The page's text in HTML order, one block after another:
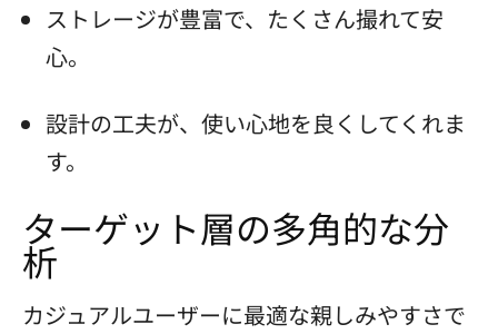
ストレージが豊富で、たくさん撮れて安
心。
設計の工夫が、使い心地を良くしてくれま
す。
ターゲット層の多角的な分
析
カジュアルユーザーに最適な親しみやすさで